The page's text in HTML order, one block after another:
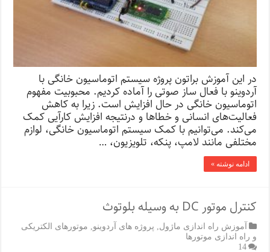
در این آموزش براتون پروژه سیستم اتوماسیون خانگی با
آردوینو با فعال ساز صوتی را آماده کردیم. محبوبیت مفهوم
اتوماسیون خانگی در حال افزایش است. زیرا به کاهش
فعالیت‌های انسانی و خطاها و درنتیجه افزایش کارآیی کمک
می‌کند. می‌توانیم با کمک سیستم اتوماسیون خانگی، لوازم
مختلفی مانند لامپ، پنکه، تلویزیون، …
ادامه نوشته »
کنترل موتور DC به وسیله بلوتوث
آموزش راه اندازی ماژول پروژه های آردوینو
موتورهای الکتریکی
و راه اندازی موتورها
14